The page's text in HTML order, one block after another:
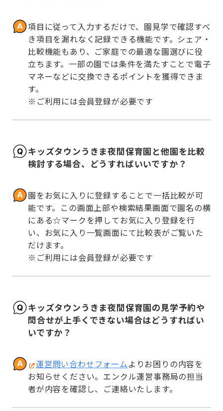
項目に従って入力するだけで、園見学で確認すべ
き項目を漏れなく記録できる機能です。シェア・
比較機能もあり、ご家庭での最適な園選びに役
立ちます。一部の園では条件を満たすことで電子
マネーなどに交換できるポイントを獲得できま
す。
※ご利用には会員登録が必要です
キッズタウンうきま夜間保育園と他園を比較
検討する場合、どうすればいいですか？
園をお気に入りに登録することで一括比較が可
能です。この画面上部や検索結果画面で園名の横
にある☆マークを押してお気に入り登録を行
い、お気に入り一覧画面にて比較表がご覧いた
だけます。
※ご利用には会員登録が必要です
キッズタウンうきま夜間保育園の見学予約や
問合せが上手くできない場合はどうすればい
いですか？
運営問い合わせフォームよりお困りの内容を
お知らせください。エンクル運営事務局の担当
者が内容を確認し、ご連絡いたします。